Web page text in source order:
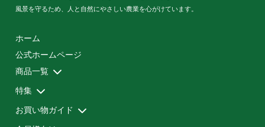
風景を守るため、人と自然にやさしい農業を心がけています。
ホーム
公式ホームページ
商品一覧
健康茶
サプリメント
丹波黒大豆
民芸品
初回限定お試し便
定期お届け便
【定期お届け便・ご契約者様限定】 追加注文
特集
免活特集
お客様の声
美味しいお茶の飲み方
お買い物ガイド